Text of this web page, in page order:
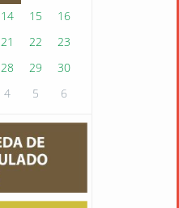
14 15
16
21 22
23
28 29
30
4 5 6